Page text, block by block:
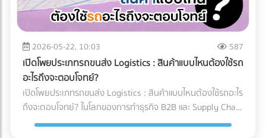
พื้นที่ก่อสร้าง หรือต้องการเช่าเครื่องจักรหนัก หรือวางแผน
จัดการเรื่องน้ำ? ค้นหาและเปรียบเทียบบริการได้ที่ At-Once
แพลตฟอร์มรวมธุรกิจ B2B อันดับหนึ่งของไทย
เทรนด์ความสามารถใหม่ของระบบ QC อาหารอัตโนมัติ 1. การ
ตรวจจับสิ่งแปลกปลอมความหนาแน่นต่ำ: AI ช่วยให้เครื่องสแกน
x-ray ตรวจจับพลาสติกบาง, ยาง, หรือกระดูกอ่อนในเนื้อสัตว์
ซึ่งเป็นสิ่งที่รังสี X-ray แบบเดิมมักจะมองข้าม 2. ตรวจสอบบรรจุ
ภัณฑ์และน้ำหนักในขั้นตอนเดียว: เครื่อง X-ray ยุคใหม่สามารถ
ตรวจสอบรอยซีลรั่ว สินค้าแหว่งหาย และเช็กน้ำหนักรวมไปพร้อม
กับการหาสิ่งแปลกปลอมในเสี้ยววินาที 3. Data Analytics &
Cloud Monitoring: เชื่อมต่อข้อมูลขึ้น Cloud แบบ Real-time
ทำให้ผู้จัดการโรงงานรู้ได้ทันทีว่าของเสียเกิดจากไลน์ผลิตไหน
2026-05-22, 10:03 587
เปิดโพยประเภทรถขนส่ง Logistics : สินค้าแบบไหนต้องใช้รถ
อะไรถึงจะตอบโจทย์?
เปิดโพยประเภทรถขนส่ง Logistics : สินค้าแบบไหนต้องใช้รถอะไร
ถึงจะตอบโจทย์? ในโลกของการทำธุรกิจ B2B และ Supply Chain
การขนส่งสินค้าไม่ใช่แค่การนำของจากจุด A ไปส่งที่จุด B แต่คือ